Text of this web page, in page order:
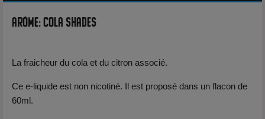
Arôme: Cola Shades
La fraicheur du cola et du citron associé.
Ce e-liquide est non nicotiné. Il est proposé dans un flacon de
60ml.